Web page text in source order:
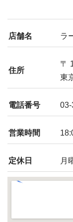
店舗名 ラ
住所
〒
東
電話番号
営業時間
定休日 月